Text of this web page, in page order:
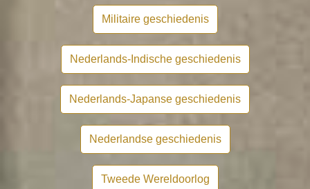
Militaire geschiedenis
Nederlands-Indische geschiedenis
Nederlands-Japanse geschiedenis
Nederlandse geschiedenis
Tweede Wereldoorlog